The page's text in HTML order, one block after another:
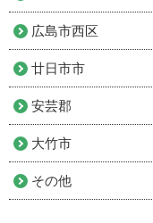
広島市西区
廿日市市
安芸郡
大竹市
その他